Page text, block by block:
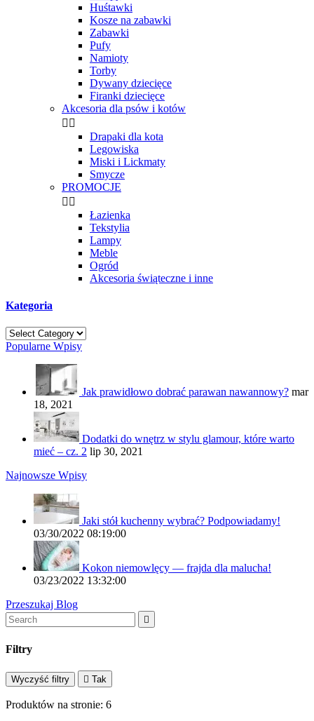
Huśtawki
Kosze na zabawki
Zabawki
Pufy
Namioty
Torby
Dywany dziecięce
Firanki dziecięce
Akcesoria dla psów i kotów
 
Drapaki dla kota
Legowiska
Miski i Lickmaty
Smycze
PROMOCJE
 
Łazienka
Tekstylia
Lampy
Meble
Ogród
Akcesoria świąteczne i inne
Kategoria
Popularne Wpisy
Jak prawidłowo dobrać parawan nawannowy? mar
18, 2021
Dodatki do wnętrz w stylu glamour, które warto
mieć – cz. 2 lip 30, 2021
Najnowsze Wpisy
Jaki stół kuchenny wybrać? Podpowiadamy!
03/30/2022 08:19:00
Kokon niemowlęcy — frajda dla malucha!
03/23/2022 13:32:00
Przeszukaj Blog

Filtry
Wyczyść filtry  Tak
Produktów na stronie: 6